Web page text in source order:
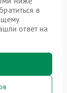
в
ответ на